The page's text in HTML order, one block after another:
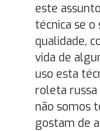
este
técnica se
qualidade,
vida de
uso esta
roleta russa
não somos
gostam de